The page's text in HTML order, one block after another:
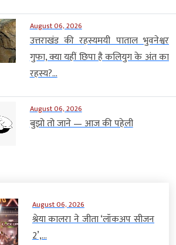
August 06, 2026
उत्तराखंड की रहस्यमयी पाताल भुवनेश्वर
गुफा, क्या यहीं छिपा है कलियुग के अंत का
रहस्य?...
August 06, 2026
बुझो तो जाने — आज की पहेली
August 06, 2026
श्रेया कालरा ने जीता ‘लॉकअप सीजन
2’,...